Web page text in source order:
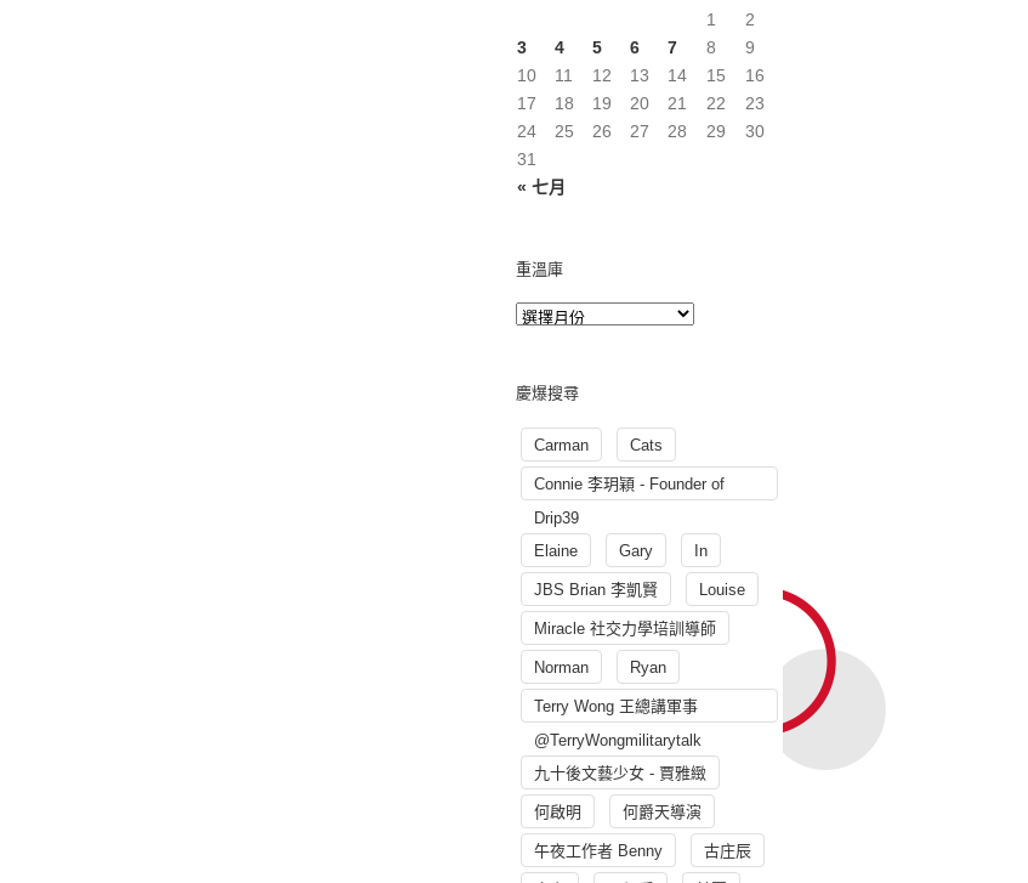
« 七月
1
2
3
4 5 6 7 8
9
10
11 12 13 14 15
16
17
18 19 20 21 22
23
24
25 26 27 28 29
30
31
重溫庫
慶爆搜尋
Carman Cats
Connie 李玥穎 - Founder of
Drip39
Elaine
Gary In
JBS Brian 李凱賢 Louise
Miracle 社交力學培訓導師
Norman Ryan
Terry Wong 王總講軍事
@TerryWongmilitarytalk
九十後文藝少女 - 賈雅緻
何啟明 何爵天導演
午夜工作者 Benny 古庄辰